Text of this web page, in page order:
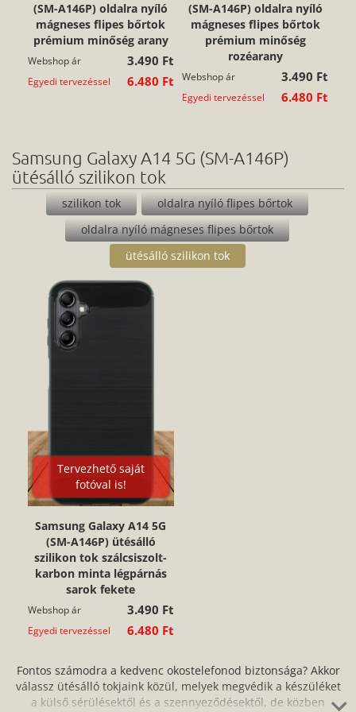
(SM-A146P) oldalra nyíló
mágneses flipes bőrtok
prémium minőség arany
Webshop ár 3.490 Ft
Egyedi tervezéssel 6.480 Ft
(SM-A146P) oldalra nyíló
mágneses flipes bőrtok
prémium minőség
rozéarany
Webshop ár 3.490 Ft
Egyedi tervezéssel 6.480 Ft
Samsung Galaxy A14 5G (SM-A146P)
ütésálló szilikon tok
szilikon tok
oldalra nyíló flipes bőrtok
oldalra nyíló mágneses flipes bőrtok
ütésálló szilikon tok
Tervezhető saját
fotóval is!
Samsung Galaxy A14 5G
(SM-A146P) ütésálló
szilikon tok szálcsiszolt-
karbon minta légpárnás
sarok fekete
Webshop ár 3.490 Ft
Egyedi tervezéssel 6.480 Ft
Fontos számodra a kedvenc okostelefonod biztonsága? Akkor
válassz ütésálló tokjaink közül, melyek megvédik a készüléket
a külső sérülésektől és a szennyeződésektől, de közben